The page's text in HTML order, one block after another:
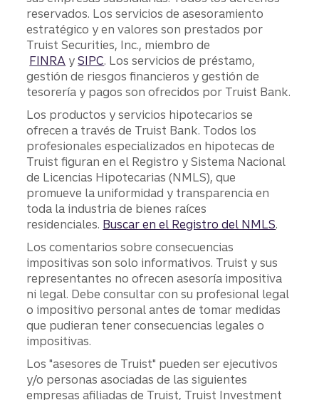
reservados. Los servicios de asesoramiento
estratégico y en valores son prestados por
Truist Securities, Inc., miembro de
FINRA ySIPC. Los servicios de préstamo,
gestión de riesgos financieros y gestión de
tesorería y pagos son ofrecidos por Truist Bank.
Los productos y servicios hipotecarios se
ofrecen a través de Truist Bank. Todos los
profesionales especializados en hipotecas de
Truist figuran en el Registro y Sistema Nacional
de Licencias Hipotecarias (NMLS), que
promueve la uniformidad y transparencia en
toda la industria de bienes raíces
residenciales. Buscar en el Registro del NMLS.
Los comentarios sobre consecuencias
impositivas son solo informativos. Truist y sus
representantes no ofrecen asesoría impositiva
ni legal. Debe consultar con su profesional legal
o impositivo personal antes de tomar medidas
que pudieran tener consecuencias legales o
impositivas.
Los "asesores de Truist" pueden ser ejecutivos
y/o personas asociadas de las siguientes
empresas afiliadas de Truist, Truist Investment